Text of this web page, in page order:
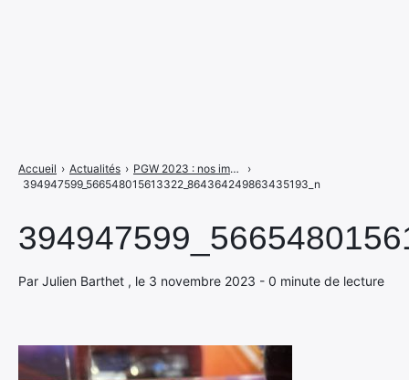
Par Julien Barthet , le 3 novembre 2023 - 0 minute de lecture
Accueil › Actualités › PGW 2023 : nos images du salon, des stands, jeux et autres goodies
›
394947599_566548015613322_864364249863435193_n